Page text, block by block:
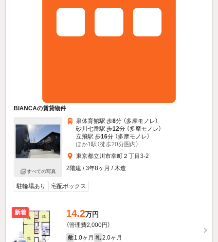
BIANCAの賃貸物件
すべての写真
泉体育館駅 歩8分 （多摩モノレ）
砂川七番駅 歩12分 （多摩モノレ）
立飛駅 歩16分 （多摩モノレ）
ほか1駅（徒歩20分圏内）
東京都立川市幸町２丁目3-2
2階建 / 3年8ヶ月 / 木造
駐輪場あり 宅配ボックス
新着 14.2万円
（管理費2,000円）
敷 1.0ヶ月 礼 2.0ヶ月